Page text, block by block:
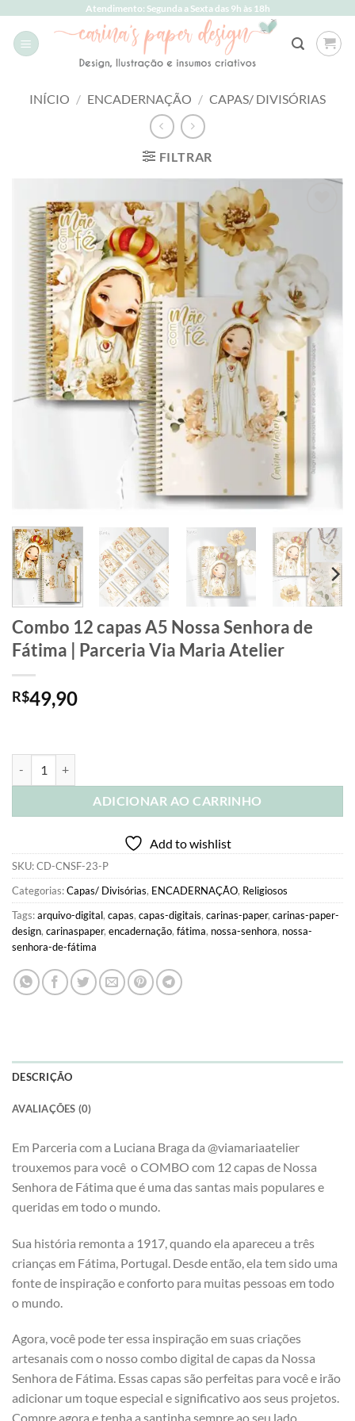
content
Atendimento: Segunda a Sexta das 9h às 18h
INÍCIO / ENCADERNAÇÃO / CAPAS/ DIVISÓRIAS
FILTRAR
Combo 12 capas A5 Nossa Senhora de
Fátima | Parceria Via Maria Atelier
R$49,90
ADICIONAR AO CARRINHO
Add to wishlist
SKU:CD-CNSF-23-P
Categorias:Capas/ Divisórias, ENCADERNAÇÃO, Religiosos
Tags:arquivo-digital, capas, capas-digitais, carinas-paper, carinas-paper-
design, carinaspaper, encadernação, fátima, nossa-senhora, nossa-
senhora-de-fátima
DESCRIÇÃO
AVALIAÇÕES (0)
Em Parceria com a Luciana Braga da @viamariaatelier
trouxemos para você o COMBO com 12 capas de Nossa
Senhora de Fátima que é uma das santas mais populares e
queridas em todo o mundo.
Sua história remonta a 1917, quando ela apareceu a três
crianças em Fátima, Portugal. Desde então, ela tem sido uma
fonte de inspiração e conforto para muitas pessoas em todo
o mundo.
Agora, você pode ter essa inspiração em suas criações
artesanais com o nosso combo digital de capas da Nossa
Senhora de Fátima. Essas capas são perfeitas para você e irão
adicionar um toque especial e significativo aos seus projetos.
Compre agora e tenha a santinha sempre ao seu lado